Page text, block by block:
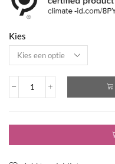
Kies
Add
aantal